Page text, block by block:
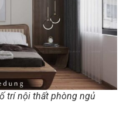
trí nội thất phòng ngủ